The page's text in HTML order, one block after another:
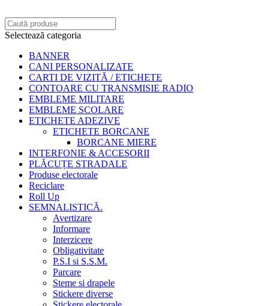
Selectează categoria
BANNER
CANI PERSONALIZATE
CARTI DE VIZITĂ / ETICHETE
CONTOARE CU TRANSMISIE RADIO
EMBLEME MILITARE
EMBLEME SCOLARE
ETICHETE ADEZIVE
ETICHETE BORCANE
BORCANE MIERE
INTERFONIE & ACCESORII
PLĂCUȚE STRADALE
Produse electorale
Reciclare
Roll Up
SEMNALISTICĂ.
Avertizare
Informare
Interzicere
Obligativitate
P.S.I si S.S.M.
Parcare
Steme si drapele
Stickere diverse